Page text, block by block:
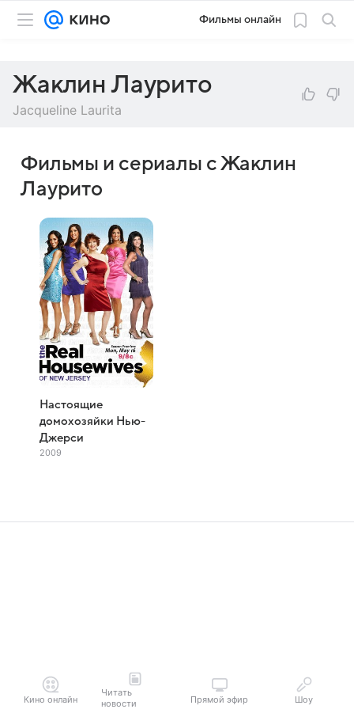
Фильмы онлайн
Жаклин Лаурито
Jacqueline Laurita
Фильмы и сериалы с Жаклин
Лаурито
Настоящие
домохозяйки Нью-
Джерси
2009
Кино онлайн
Читать
новости
Прямой эфир Шоу